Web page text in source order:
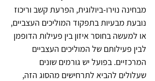
מבחינה נוירו-ביולוגית, הפרעת קשב וריכוז
נובעת מבעיות בתפקוד המוליכים העצביים,
או למעשה בחוסר איזון בין פעילות הדופמן
לבין פעילותם של המוליכים העצביים
המרכזיים. בפועל יש גורמים שונים
שעלולים להביא לתרחישים מהסוג הזה,